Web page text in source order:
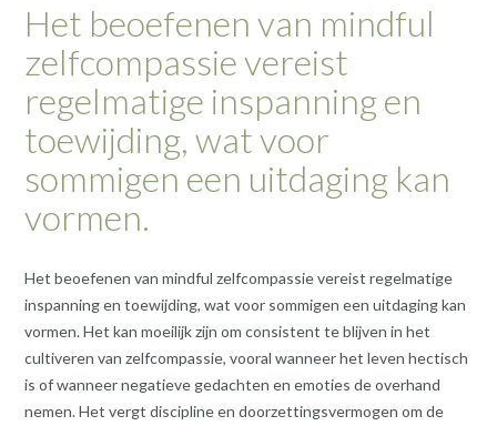
Het beoefenen van mindful
zelfcompassie vereist
regelmatige inspanning en
toewijding, wat voor
sommigen een uitdaging kan
vormen.
Het beoefenen van mindful zelfcompassie vereist regelmatige
inspanning en toewijding, wat voor sommigen een uitdaging kan
vormen. Het kan moeilijk zijn om consistent te blijven in het
cultiveren van zelfcompassie, vooral wanneer het leven hectisch
is of wanneer negatieve gedachten en emoties de overhand
nemen. Het vergt discipline en doorzettingsvermogen om de